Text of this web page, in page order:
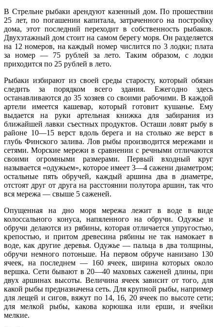
В Стрельне рыбаки арендуют казенный дом. По прошествии
25 лет, по погашении капитала, затраченного на постройку
дома, этот последний переходит в собственность рыбаков.
Двухэтажный дом стоит на самом берегу моря. Он разделяется
на 12 номеров, на каждый номер числится по 3 лодки; плата
за номер — 75 рублей за лето. Таким образом, с лодки
приходится по 25 рублей в лето.
Рыбаки избирают из своей среды старосту, который обязан
следить за порядком всего здания. Ежегодно здесь
останавливаются до 35 хозяев со своими рабочими. В каждой
артели имеется кашевар, который готовит кушанье. Ему
выдается на руки артельная книжка для забирания из
ближайшей лавки съестных продуктов. Осташи ловят рыбу в
районе 10—15 верст вдоль берега и на столько же верст в
глубь Финского залива. Лов рыбы производится мережами и
сетями. Морские мережи в сравнении с речными отличаются
своими огромными размерами. Первый входный круг
называется «одужьем», которое имеет 3—4 сажени диаметром;
остальные пять обручей, каждый аршина два в диаметре,
отстоят друг от друга на расстоянии полутора аршин, так что
вся мережа — свыше 5 саженей.
Опущенная на дно моря мережа лежит в воде в виде
колоссального конуса, напяленного на обручи. Одужье и
обручи делаются из рябины, которая отличается упругостью,
крепостью, и притом древесина рябины не так намокает в
воде, как другие деревья. Одужье — пальца в два толщины,
обручи немного потоньше. На первом обруче нанизано 130
ячеек, на последнем — 160 ячеек, ширина которых около
вершка. Сети бывают в 20—40 маховых саженей длины, при
двух аршинах высоты. Величина ячеек зависит от того, для
какой рыбы предназначена сеть. Для крупной рыбы, например
для лещей и сигов, вяжут по 14, 16, 20 ячеек по высоте сети;
для мелкой рыбы, какова корюшка или ерши, и ячейки
мелкие.